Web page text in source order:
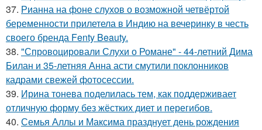
37. Рианна на фоне слухов о возможной четвёртой
беременности прилетела в Индию на вечеринку в честь
своего бренда Fenty Beauty.
38. "Спровоцировали Слухи о Романе" - 44-летний Дима
Билан и 35-летняя Анна асти смутили поклонников
кадрами свежей фотосессии.
39. Ирина тонева поделилась тем, как поддерживает
отличную форму без жёстких диет и перегибов.
40. Семья Аллы и Максима празднует день рождения